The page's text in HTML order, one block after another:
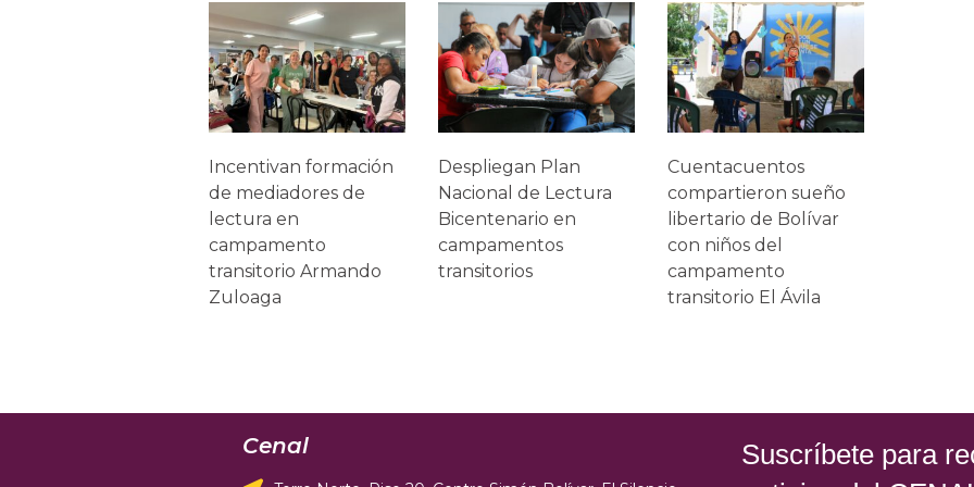
Incentivan formación
de mediadores de
lectura en
campamento
transitorio Armando
Zuloaga
Despliegan Plan
Nacional de Lectura
Bicentenario en
campamentos
transitorios
Cuentacuentos
compartieron sueño
libertario de Bolívar
con niños del
campamento
transitorio El Ávila
Cenal
Suscríbete para